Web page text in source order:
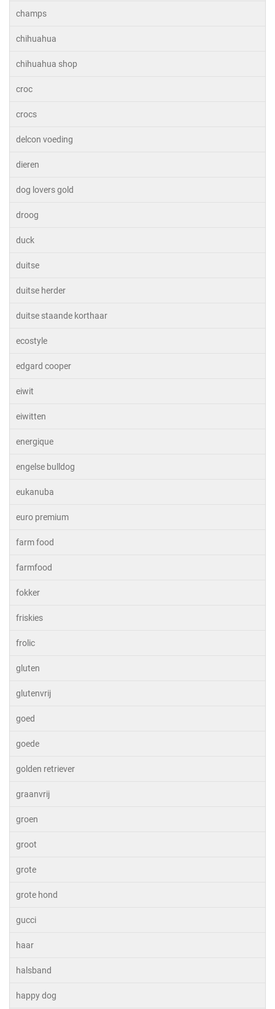
champs
chihuahua
chihuahua shop
croc
crocs
delcon voeding
dieren
dog lovers gold
droog
duck
duitse
duitse herder
duitse staande korthaar
ecostyle
edgard cooper
eiwit
eiwitten
energique
engelse bulldog
eukanuba
euro premium
farm food
farmfood
fokker
friskies
frolic
gluten
glutenvrij
goed
goede
golden retriever
graanvrij
groen
groot
grote
grote hond
gucci
haar
halsband
happy dog